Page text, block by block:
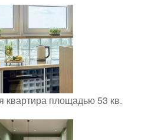
квартира площадью 53 кв.